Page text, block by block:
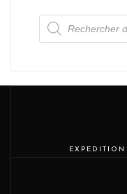
Recherche
de
produits